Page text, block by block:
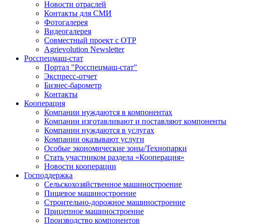
Новости отраслей
Контакты для СМИ
Фотогалерея
Видеогалерея
Совместный проект с ОТР
Agrievolution Newsletter
Росспецмаш-стат
Портал "Росспецмаш-стат"
Экспресс-отчет
Бизнес-барометр
Контакты
Кооперация
Компании нуждаются в компонентах
Компании изготавливают и поставляют компоненты
Компании нуждаются в услугах
Компании оказывают услуги
Особые экономические зоны/Технопарки
Стать участником раздела «Кооперация»
Новости кооперации
Господдержка
Сельскохозяйственное машиностроение
Пищевое машиностроение
Строительно-дорожное машиностроение
Прицепное машиностроение
Производство компонентов